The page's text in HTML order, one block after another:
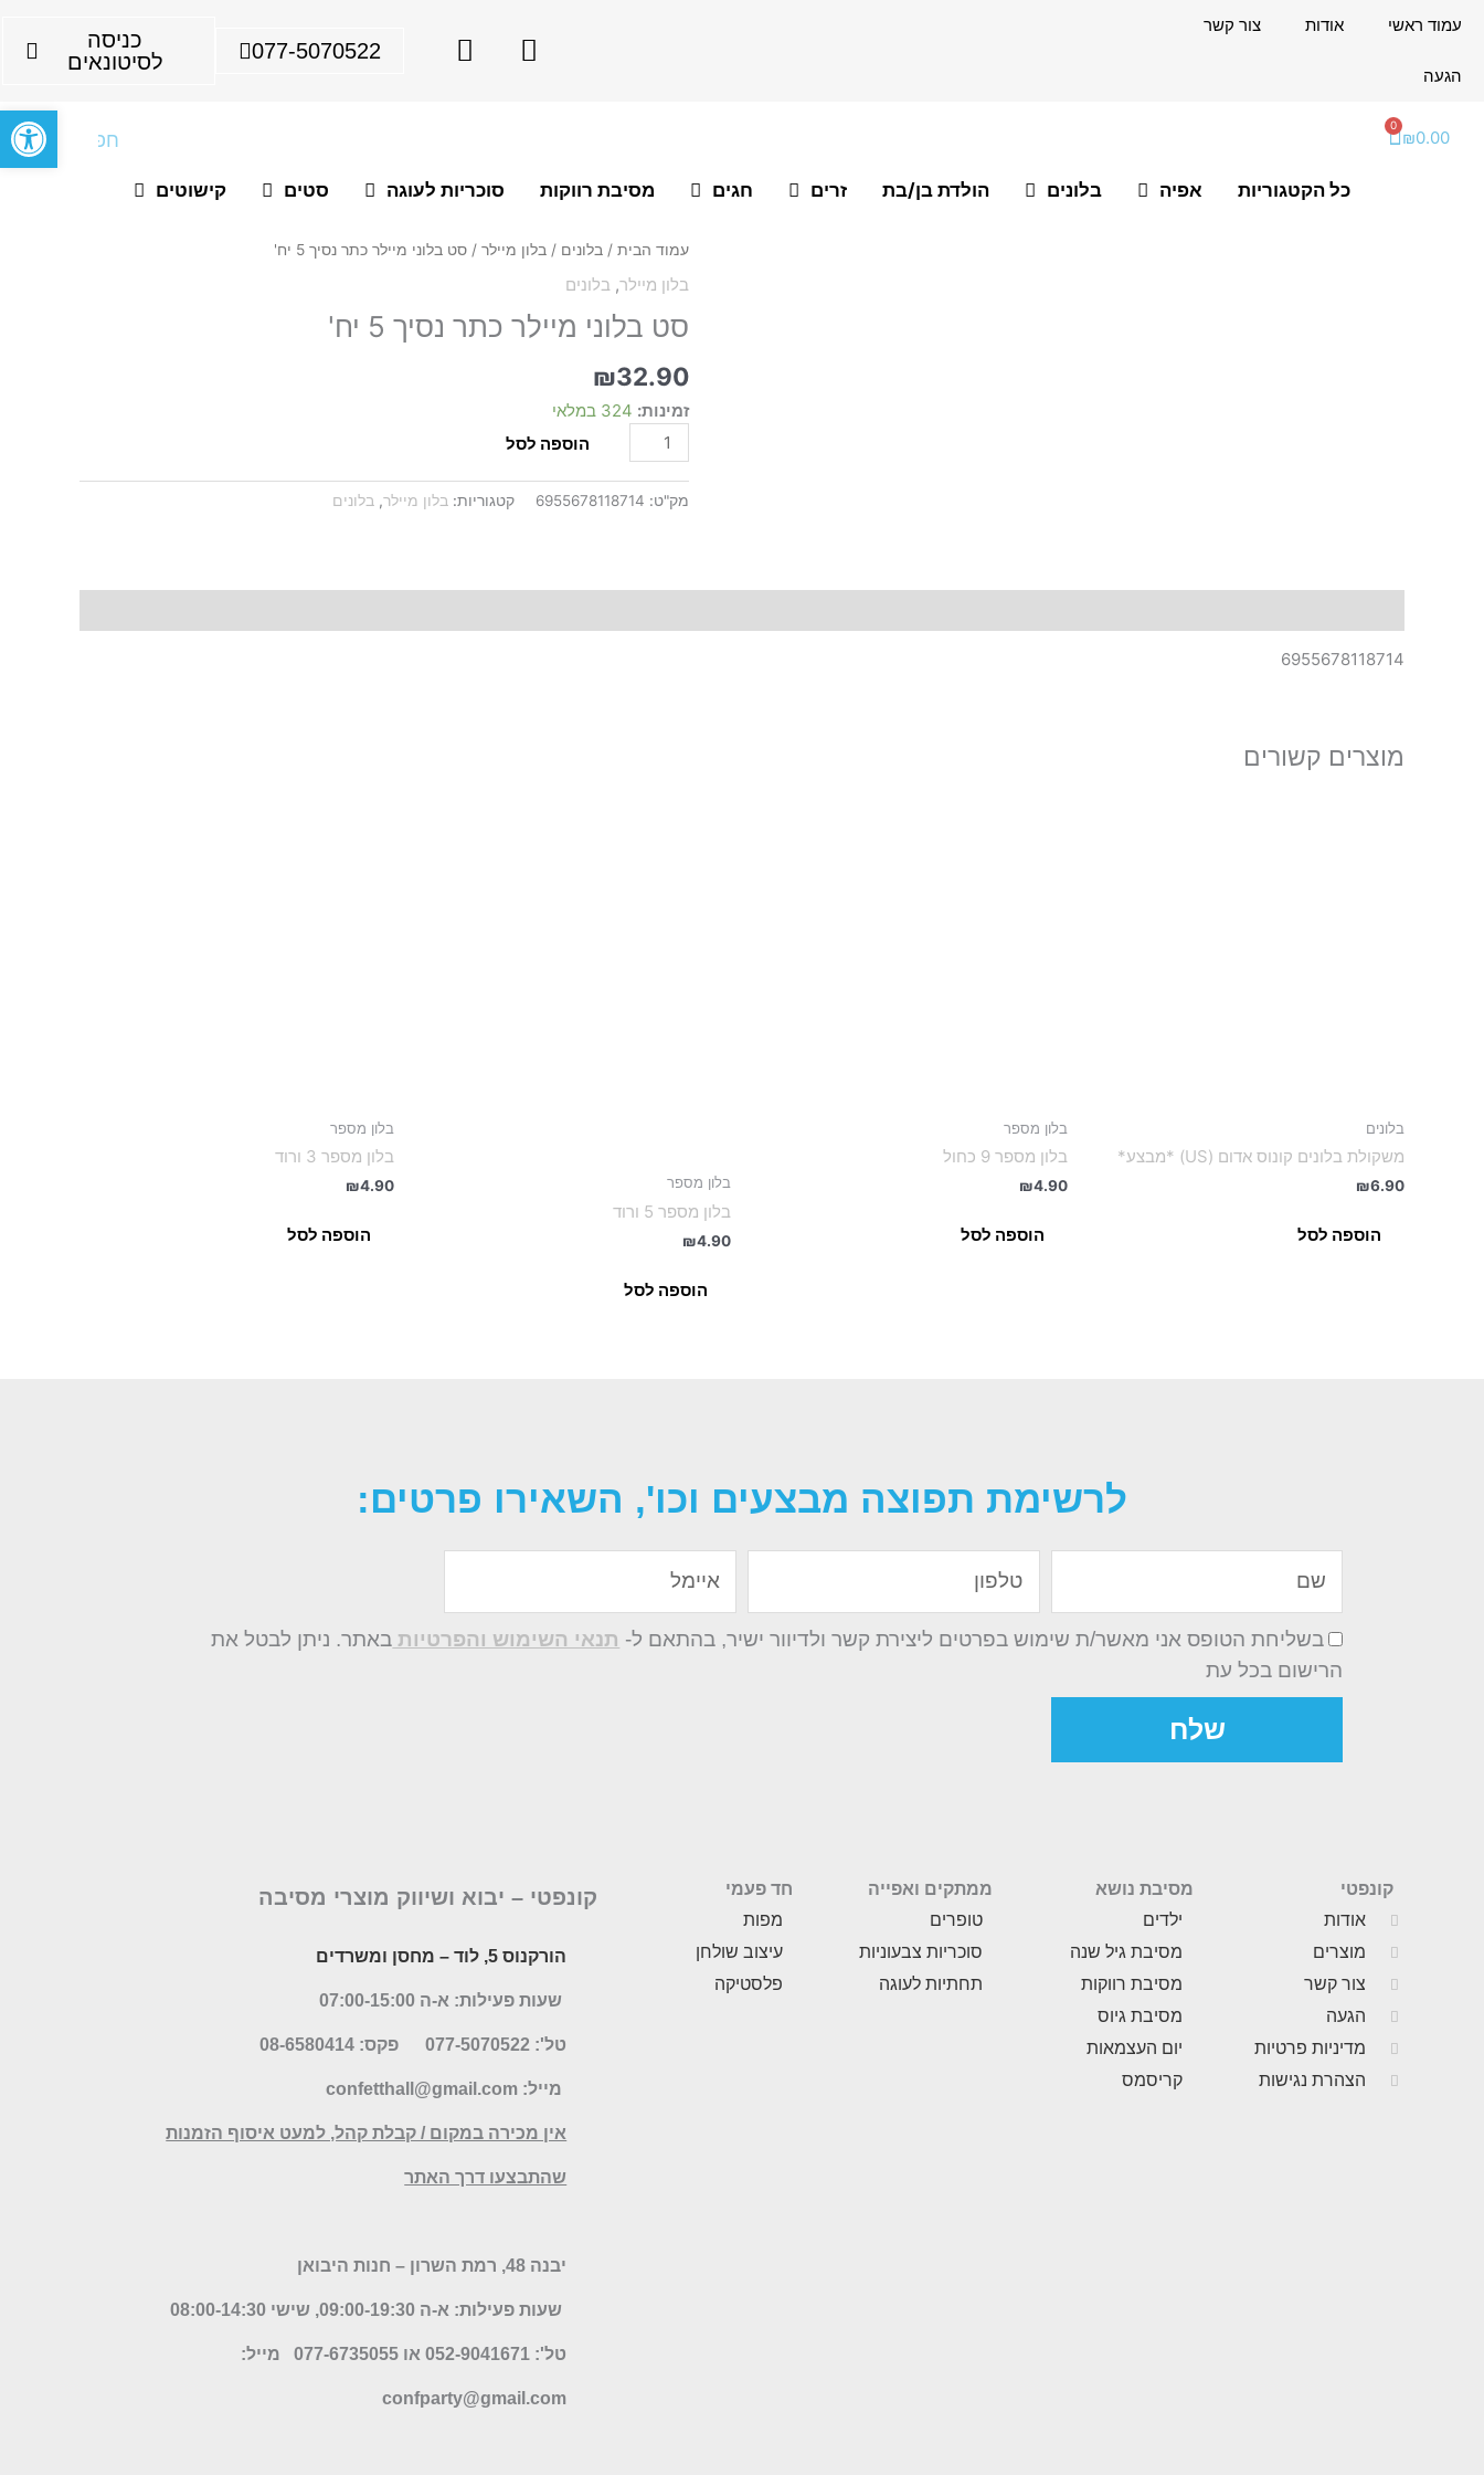
לתוכןעמוד ראשי אודות צור קשר
הגעה
F
a
k
I
n
g
a
077-5070522
כניסה
לסיטונאים
₪0.00
0
עגלת
כל הקטגוריות אפיה בלונים הולדת בן/בת זרים חגים מסיבת רווקות סוכריות לעוגה סטים קישוטים
עמוד הבית / בלונים / בלון מיילר / סט בלוני מיילר כתר נסיך 5 יח'
בלון מיילר, בלונים
סט בלוני מיילר כתר נסיך 5 יח'
₪32.90
זמינות: 324 במלאי
כמות
של
סט
בלוני
כתר
5
הוספה לסל
מק"ט: 6955678118714 קטגוריות: בלון מיילר, בלונים
6955678118714
מוצרים קשורים
בלונים
משקולת בלונים קונוס אדום (US) *מבצע*
₪6.90
הוספה לסל
בלון מספר
בלון מספר 9 כחול
₪4.90
הוספה לסל
בלון מספר
בלון מספר 5 ורוד
₪4.90
הוספה לסל
בלון מספר
בלון מספר 3 ורוד
₪4.90
הוספה לסל
לרשימת תפוצה מבצעים וכו', השאירו פרטים:
בשליחת הטופס אני מאשר/ת שימוש בפרטים ליצירת קשר ולדיוור ישיר, בהתאם ל- תנאי השימוש והפרטיות באתר. ניתן לבטל את
הרישום בכל עת
שלח
קונפטי
אודות
מוצרים
צור קשר
הגעה
מדיניות פרטיות
הצהרת נגישות
מסיבת נושא
ילדים
מסיבת גיל שנה
מסיבת רווקות
מסיבת גיוס
יום העצמאות
קריסמס
ממתקים ואפייה
טופרים
סוכריות צבעוניות
תחתיות לעוגה
חד פעמי
מפות
עיצוב שולחן
פלסטיקה
קונפטי – יבוא ושיווק מוצרי מסיבה
הורקנוס 5, לוד – מחסן ומשרדים
שעות פעילות: א-ה 07:00-15:00
טל': 077-5070522 פקס: 08-6580414
מייל: confetthall@gmail.com
אין מכירה במקום / קבלת קהל, למעט איסוף הזמנות
שהתבצעו דרך האתר
יבנה 48, רמת השרון – חנות היבואן
שעות פעילות: א-ה 09:00-19:30, שישי 08:00-14:30
טל': 052-9041671 או 077-6735055 מייל:
confparty@gmail.com
פתח